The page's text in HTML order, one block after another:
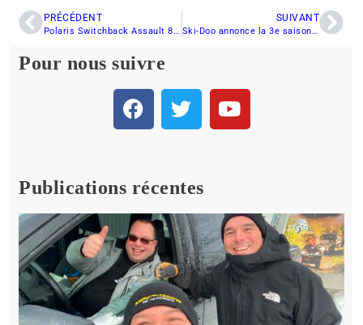
PRÉCÉDENT
Polaris Switchback Assault 850 Patriot Boost 2023, du plaisir avec un petit « Boost » !!
SUIVANT
Ski-Doo annonce la 3e saison du programme Snow P.A.S.S. pour soutenir les initiatives des clubs de motoneige
Pour nous suivre
Publications récentes